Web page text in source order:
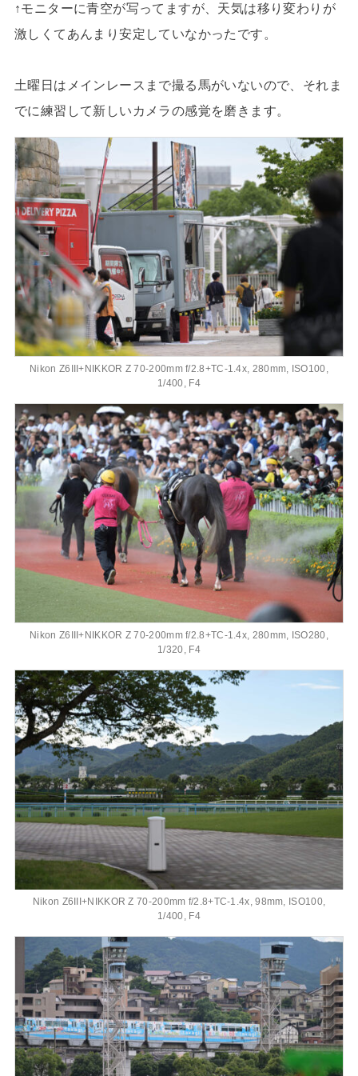
↑モニターに青空が写ってますが、天気は移り変わりが
激しくてあんまり安定していなかったです。
土曜日はメインレースまで撮る馬がいないので、それま
でに練習して新しいカメラの感覚を磨きます。
Nikon Z6III+NIKKOR Z 70-200mm f/2.8+TC-1.4x, 280mm, ISO100,
1/400, F4
Nikon Z6III+NIKKOR Z 70-200mm f/2.8+TC-1.4x, 280mm, ISO280,
1/320, F4
Nikon Z6III+NIKKOR Z 70-200mm f/2.8+TC-1.4x, 98mm, ISO100,
1/400, F4